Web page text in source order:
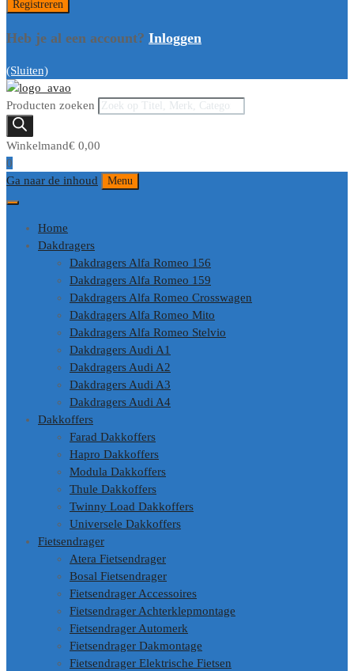
Heb je al een account? Inloggen
(Sluiten)
Producten zoeken
Winkelmand€ 0,00
0
Ga naar de inhoud
Menu
Home
Dakdragers
Dakdragers Alfa Romeo 156
Dakdragers Alfa Romeo 159
Dakdragers Alfa Romeo Crosswagen
Dakdragers Alfa Romeo Mito
Dakdragers Alfa Romeo Stelvio
Dakdragers Audi A1
Dakdragers Audi A2
Dakdragers Audi A3
Dakdragers Audi A4
Dakkoffers
Farad Dakkoffers
Hapro Dakkoffers
Modula Dakkoffers
Thule Dakkoffers
Twinny Load Dakkoffers
Universele Dakkoffers
Fietsendrager
Atera Fietsendrager
Bosal Fietsendrager
Fietsendrager Accessoires
Fietsendrager Achterklepmontage
Fietsendrager Automerk
Fietsendrager Dakmontage
Fietsendrager Elektrische Fietsen